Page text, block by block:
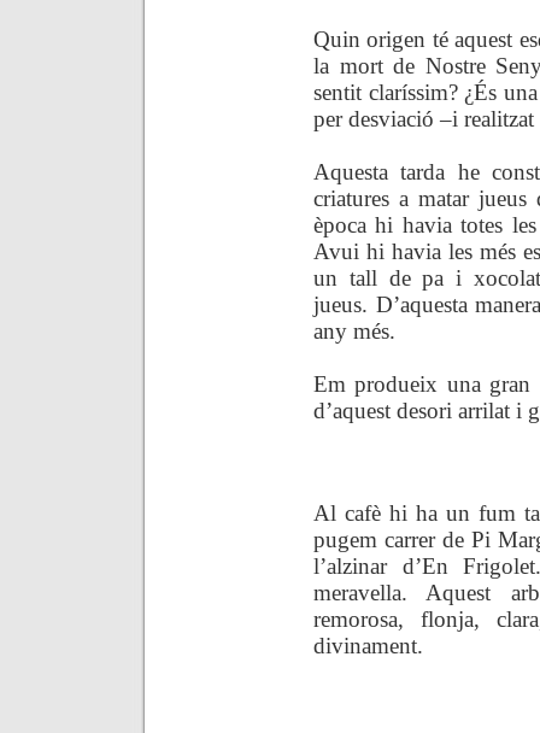
Quin origen té aquest
la mort de Nostre
sentit claríssim? ¿És
per desviació–i
Aquesta tarda he
criatures a matar
època hi havia totes
Avui hi havia les més
un tall de pa i
jueus. D’aquesta
any més.
Em produeix una gran
d’aquest desori arrilat i
Al cafè hi ha un fum
pugem carrer de Pi
l’alzinar d’En
meravella. Aquest
remorosa, flonja,
divinament.